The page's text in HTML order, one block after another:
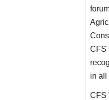
CFS
in all
CFS